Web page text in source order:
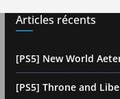
Articles récents
[PS5] New World
[PS5] Throne and